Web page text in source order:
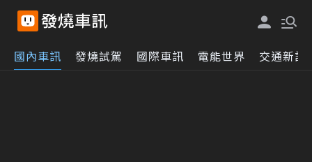
國內車訊 發燒試駕 國際車訊 電能世界 交通新訊